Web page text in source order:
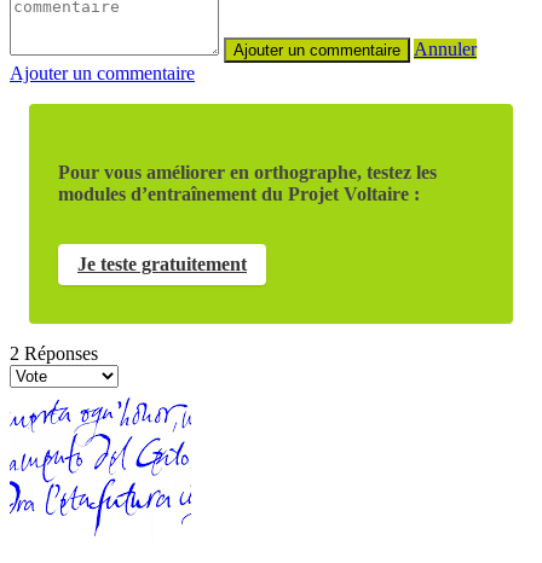
Annuler
Ajouter un commentaire
Pour vous améliorer en orthographe, testez les
modules d’entraînement du Projet Voltaire :
Je teste gratuitement
2 Réponses